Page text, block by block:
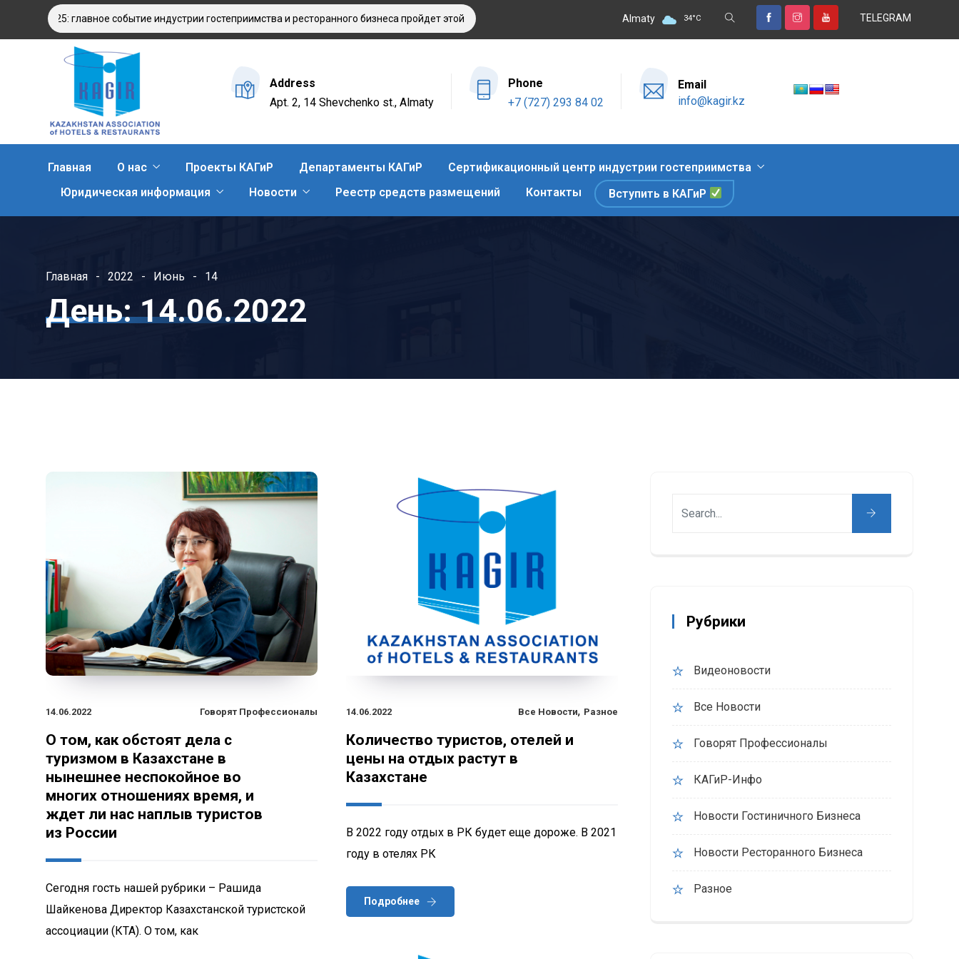
2025: главное событие индустрии гостеприимства и ресторанного бизнеса пройдет этой осенью в Алматы Оздоровительный отдых, знакомство с природными достопримечательностями
Almaty 34°C TELEGRAM
Address
Apt. 2, 14 Shevchenko st., Almaty
Phone
+7 (727) 293 84 02
Email
info@kagir.kz
Главная О нас Проекты КАГиР Департаменты КАГиР
Сертификационный центр индустрии гостеприимства
Юридическая информация
Новости Реестр средств размещений Контакты Вступить в КАГиР
Главная 2022 Июнь 14
День:14.06.2022
14.06.2022 Говорят Профессионалы
О том, как обстоят дела с
туризмом в Казахстане в
нынешнее неспокойное во
многих отношениях время, и
ждет ли нас наплыв туристов
из России
Сегодня гость нашей рубрики – Рашида
Шайкенова Директор Казахстанской туристской
ассоциации (КТА). О том, как
14.06.2022 Все Новости, Разное
Количество туристов, отелей и
цены на отдых растут в
Казахстане
В 2022 году отдых в РК будет еще дороже. В 2021
году в отелях РК
Подробнее
Рубрики
Видеоновости
Все Новости
Говорят Профессионалы
КАГиР-Инфо
Новости Гостиничного Бизнеса
Новости Ресторанного Бизнеса
Разное